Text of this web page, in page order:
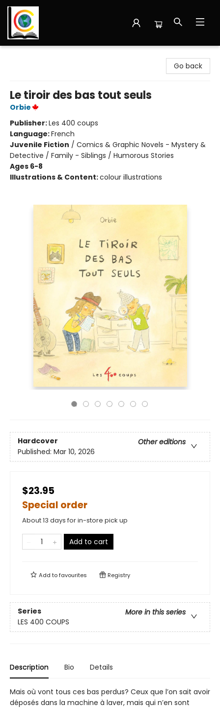
Go back
Le tiroir des bas tout seuls
Orbie
Publisher:Les 400 coups
Language:French
Juvenile Fiction / Comics & Graphic Novels - Mystery &
Detective / Family - Siblings / Humorous Stories
Ages 6-8
Illustrations & Content:colour illustrations
Hardcover
Other editions
Published: Mar 10, 2026
$23.95
Special order
About 13 days for in-store pick up
Add to cart
Add tofavourites Registry
Series
More in this series
LES 400 COUPS
Description Bio Details
Mais où vont tous ces bas perdus? Ceux que l’on sait avoir
déposés dans la machine à laver, mais qui n’en sont